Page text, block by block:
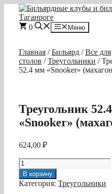
Перейти
содержимому
0 Меню
Главная /Бильярд /Все для
столов /Треугольники /
52.4 мм «Snooker»
Треугольник
«Snooker»
624,00 ₽
Количество
товара
Треугольник
52.4
В корзину
Категория: Треугольники